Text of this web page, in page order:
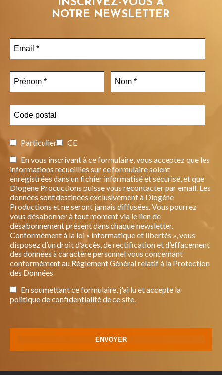
INSCRIVEZ-VOUS À
NOTRE NEWSLETTER
Particulier
CE
En vous inscrivant à ce formulaire, vous acceptez que les
informations recueillies sur ce formulaire soient
enregistrées dans un fichier informatisé et sécurisé, et que
Diogène Productions puisse vous recontacter par email. Les
données sont destinées exclusivement à Diogène
Productions et ne seront jamais diffusées. Vous pourrez
vous désabonner à tout moment via le lien de
désabonnement présent dans chaque newsletter.
Conformément à la loi « informatique et libertés », vous
disposez d’un droit d’accès, de rectification et d’effacement
des données à caractère personnel vous concernant
conformément au Règlement Général relatif à la Protection
des Données
En soumettant ce formulaire, j'ai lu et accepte la
politique de confidentialité de ce site.